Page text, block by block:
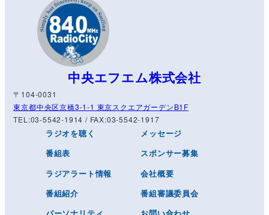
中央エフエム株式会社
〒104-0031
東京都中央区京橋3-1-1 東京スクエアガーデンB1F
TEL:03-5542-1914 / FAX:03-5542-1917
ラジオを聴く
番組表
ラジアラート情報
番組紹介
メッセージ
スポンサー募集
会社概要
番組審議委員会